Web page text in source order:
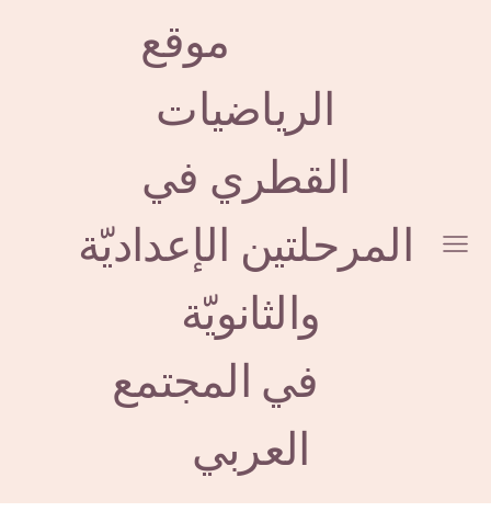
موقع
الرياضيات
القطري في
المرحلتين الإعداديّة
والثانويّة
في المجتمع
العربي